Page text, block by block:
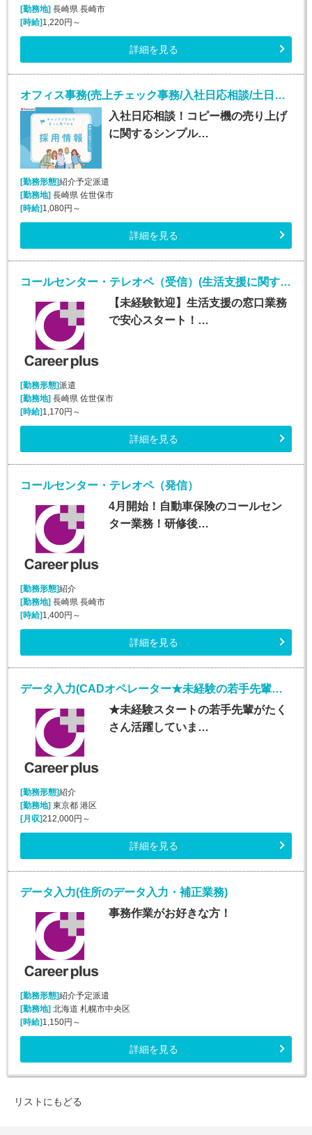
[勤務地]長崎県 長崎市
[時給]1,220円～
詳細を見る
オフィス事務(売上チェック事務/入社日応相談/土日祝休み)
入社日応相談！コピー機の売り上げ
に関するシンプル…
[勤務形態]紹介予定派遣
[勤務地] 長崎県 佐世保市
[時給] 1,080円～
詳細を見る
コールセンター・テレオペ（受信）(生活支援に関する問合せ窓口/平日のみ)
【未経験歓迎】生活支援の窓口業務
で安心スタート！…
[勤務形態]派遣
[勤務地] 長崎県 佐世保市
[時給] 1,170円～
詳細を見る
コールセンター・テレオペ（発信）
4月開始！自動車保険のコールセン
ター業務！研修後…
[勤務形態]紹介
[勤務地]長崎県 長崎市
[時給]1,400円～
詳細を見る
データ入力(CADオペレーター★未経験の若手先輩活躍中★)
★未経験スタートの若手先輩がたく
さん活躍していま…
[勤務形態]紹介
[勤務地]東京都 港区
[月収]212,000円～
詳細を見る
データ入力(住所のデータ入力・補正業務)
事務作業がお好きな方！
[勤務形態]紹介予定派遣
[勤務地]北海道 札幌市中央区
[時給]1,150円～
詳細を見る
リストにもどる